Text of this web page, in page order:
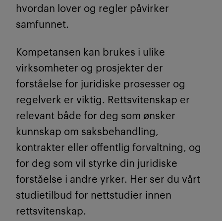
hvordan lover og regler påvirker
samfunnet.
Kompetansen kan brukes i ulike
virksomheter og prosjekter der
forståelse for juridiske prosesser og
regelverk er viktig. Rettsvitenskap er
relevant både for deg som ønsker
kunnskap om saksbehandling,
kontrakter eller offentlig forvaltning, og
for deg som vil styrke din juridiske
forståelse i andre yrker. Her ser du vårt
studietilbud for nettstudier innen
rettsvitenskap.